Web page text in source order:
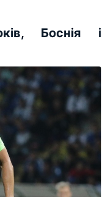
Боснія і